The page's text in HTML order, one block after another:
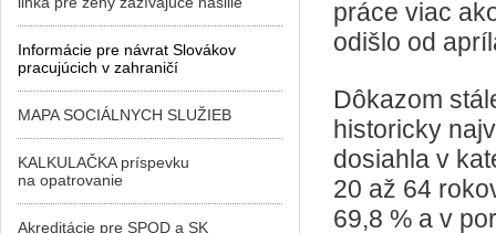
práce viac
odišlo od
Dôkazom
historicky
dosiahla v
20 až 64
69,8 % a v
Informácie pre návrat Slovákov
pracujúcich v zahraničí
MAPA SOCIÁLNYCH SLUŽIEB
KALKULAČKA príspevku
na opatrovanie
Akreditácie pre SPOD a SK